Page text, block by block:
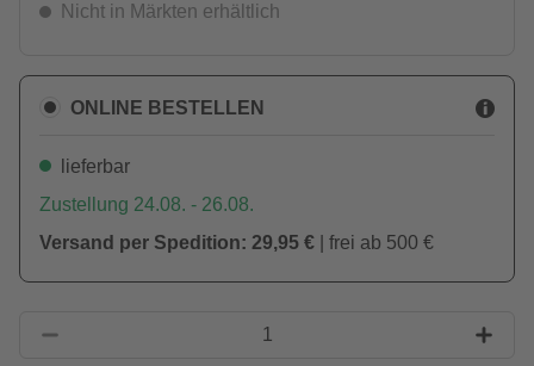
Nicht in Märkten erhältlich
ONLINE BESTELLEN
lieferbar
Zustellung 24.08. - 26.08.
Versand per Spedition: 29,95 € | frei ab 500 €